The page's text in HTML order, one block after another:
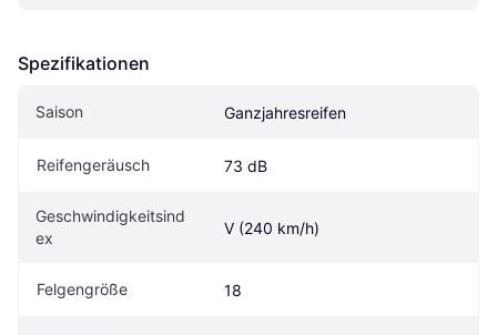
Spezifikationen
Saison Ganzjahresreifen
Reifengeräusch 73 dB
Geschwindigkeitsind
ex
V (240 km/h)
Felgengröße 18